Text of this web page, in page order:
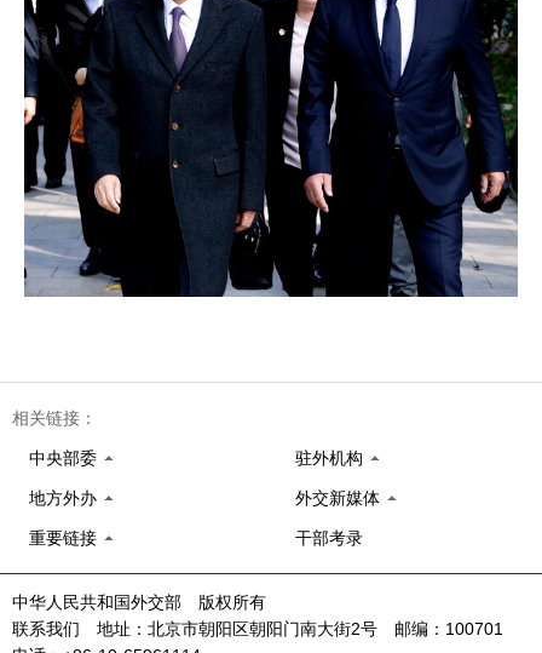
相关链接：
中央部委 驻外机构
地方外办 外交新媒体
重要链接 干部考录
中华人民共和国外交部 版权所有
联系我们 地址：北京市朝阳区朝阳门南大街2号 邮编：100701